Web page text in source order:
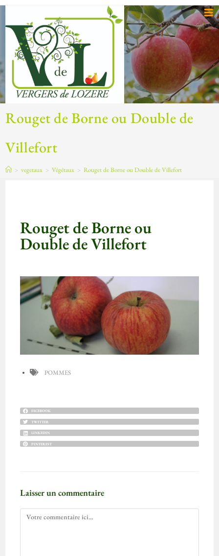
Rouget de Borne ou Double de
Villefort
> vegetaux > Végétaux > Rouget de Borne ou Double de Villefort
Rouget de Borne ou
Double de Villefort
POMMES
FACEBOOK
TWITTER
LINKEDIN
PINTEREST
Laisser un commentaire